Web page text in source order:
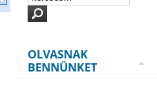
OLVASNAK
BENNÜNKET